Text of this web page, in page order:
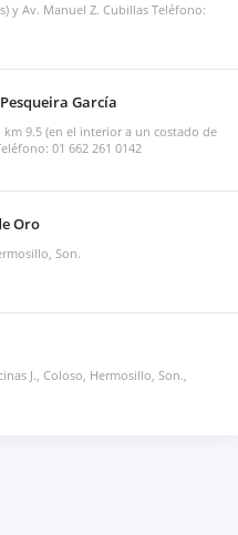
y Av. Manuel Z. Cubillas Teléfono:
García
km 9.5 (en el interior a un costado de
01 662 261 0142
Oro
Son.
J., Coloso, Hermosillo, Son.,